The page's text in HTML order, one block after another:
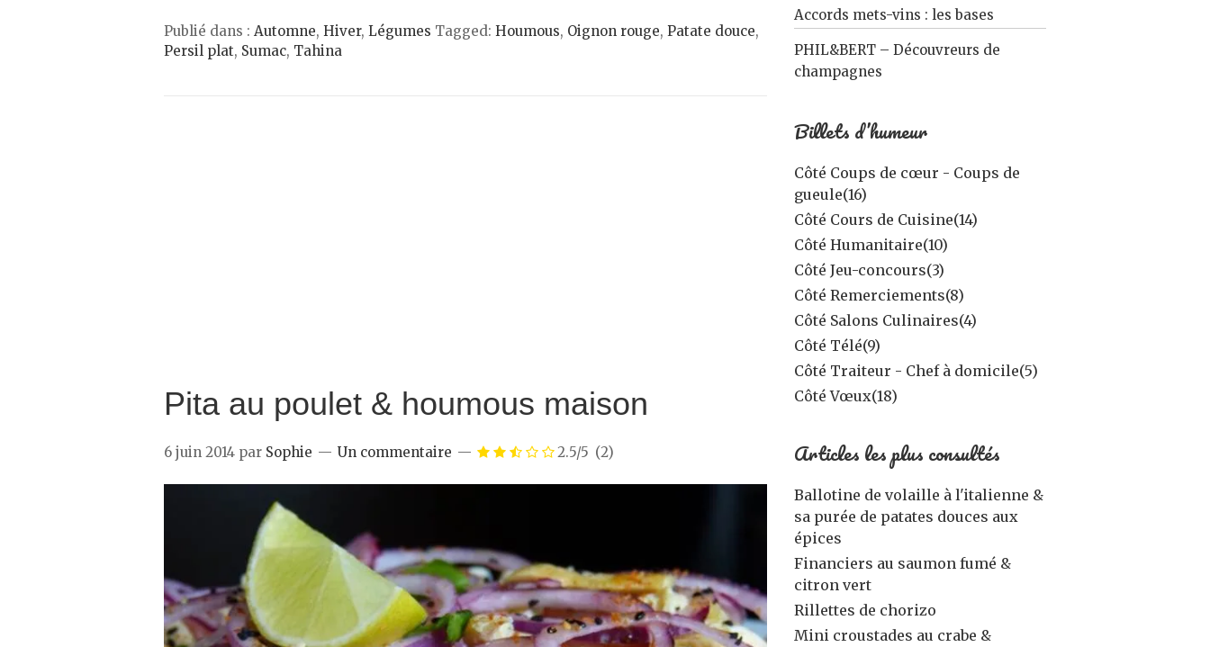
Publié dans : Automne, Hiver, Légumes Tagged: Houmous, Oignon rouge, Patate douce,
Persil plat, Sumac, Tahina
Pita au poulet & houmous maison
6 juin 2014 par Sophie Un commentaire 2.5/5 (2)
Accords mets-vins : les bases
PHIL&BERT – Découvreurs de
champagnes
Billets d’humeur
Côté Coups de cœur - Coups de
gueule(16)
Côté Cours de Cuisine(14)
Côté Humanitaire(10)
Côté Jeu-concours(3)
Côté Remerciements(8)
Côté Salons Culinaires(4)
Côté Télé(9)
Côté Traiteur - Chef à domicile(5)
Côté Vœux(18)
Articles les plus consultés
Ballotine de volaille à l'italienne &
sa purée de patates douces aux
épices
Financiers au saumon fumé &
citron vert
Rillettes de chorizo
Mini croustades au crabe &